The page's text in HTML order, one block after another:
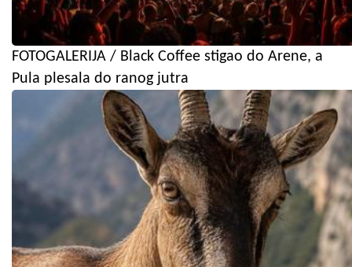
FOTOGALERIJA / Black Coffee stigao do Arene, a
Pula plesala do ranog jutra